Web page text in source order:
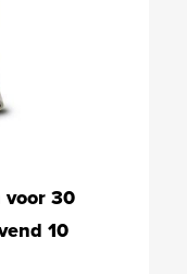
voor 30
10